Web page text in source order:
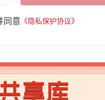
同意 《隐私保护协议》